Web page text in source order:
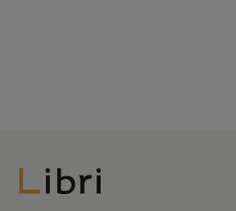
Libri